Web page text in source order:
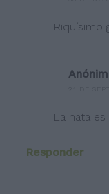
Riquísimo
La nata
Responder